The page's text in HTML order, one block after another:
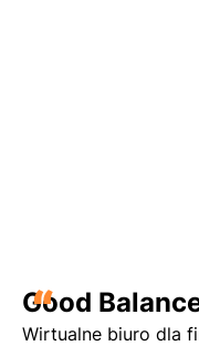
“
Good
Wirtualne biuro dla